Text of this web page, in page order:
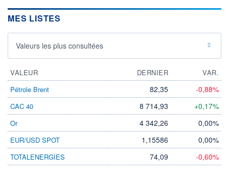
100
CATÉGORIE MORNINGSTAR
Swap ESTR PEA
PEA PEA-PME
BOURSOVIE
CTO BUSINESS
ACTIF NET (EUR)
MES LISTES
Valeurs les plus consultées
VALEUR DERNIER
VAR.
Pétrole Brent
82,35 -0,88%
CAC 40 8 714,93 +0,17%
Or 4 342,26 0,00%
EUR/USD SPOT 1,15586 0,00%
TOTALENERGIES 74,09 -0,60%